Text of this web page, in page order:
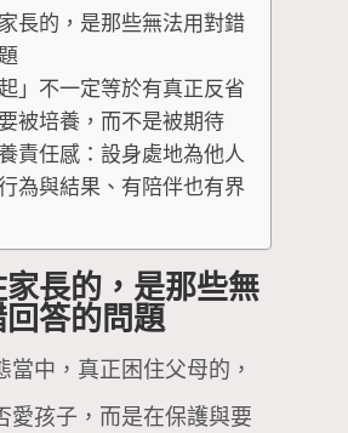
長的，是那些無法用對錯
」不一定等於有真正反省
被培養，而不是被期待
責任感：設身處地為他人
為與結果、有陪伴也有界
長的，是那些無
答的問題
當中，真正困住父母的，
愛孩子，而是在保護與要